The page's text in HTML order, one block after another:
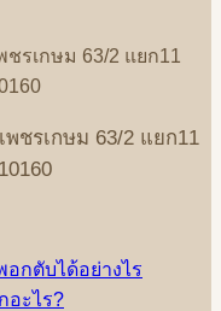
ชรเกษม 63/2 แยก11
เพชรเกษม 63/2 แยก11
10160
กตับได้อย่างไร
อะไร?